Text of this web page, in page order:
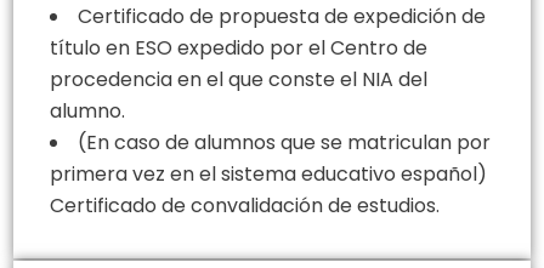
Certificado de propuesta de expedición de
título en ESO expedido por el Centro de
procedencia en el que conste el NIA del
alumno.
(En caso de alumnos que se matriculan por
primera vez en el sistema educativo español)
Certificado de convalidación de estudios.